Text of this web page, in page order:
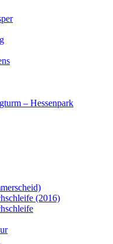
– Hessenpark
(2016)